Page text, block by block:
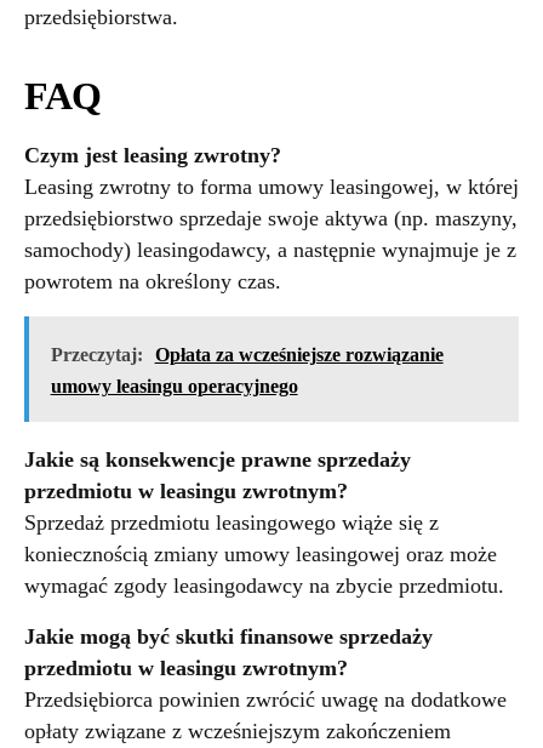
przedsiębiorstwa.
FAQ
Czym jest leasing zwrotny?
Leasing zwrotny to forma umowy leasingowej, w której
przedsiębiorstwo sprzedaje swoje aktywa (np. maszyny,
samochody) leasingodawcy, a następnie wynajmuje je z
powrotem na określony czas.
Przeczytaj:
Opłata za wcześniejsze rozwiązanie
umowy leasingu operacyjnego
Jakie są konsekwencje prawne sprzedaży
przedmiotu w leasingu zwrotnym?
Sprzedaż przedmiotu leasingowego wiąże się z
koniecznością zmiany umowy leasingowej oraz może
wymagać zgody leasingodawcy na zbycie przedmiotu.
Jakie mogą być skutki finansowe sprzedaży
przedmiotu w leasingu zwrotnym?
Przedsiębiorca powinien zwrócić uwagę na dodatkowe
opłaty związane z wcześniejszym zakończeniem